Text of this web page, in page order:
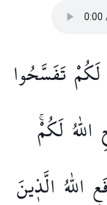
لَكُمْتَفَسَّحُوا
اللّٰهُلَكُمْۚ
اللّٰهُ الَّذ۪ينَ